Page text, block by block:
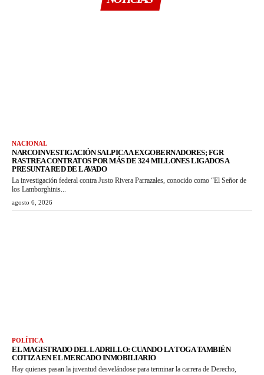
NACIONAL
NARCOINVESTIGACIÓN SALPICA A EXGOBERNADORES; FGR
RASTREA CONTRATOS POR MÁS DE 324 MILLONES LIGADOS A
PRESUNTA RED DE LAVADO
La investigación federal contra Justo Rivera Parrazales, conocido como “El Señor de
los Lamborghinis...
agosto 6, 2026
POLÍTICA
EL MAGISTRADO DEL LADRILLO: CUANDO LA TOGA TAMBIÉN
COTIZA EN EL MERCADO INMOBILIARIO
Hay quienes pasan la juventud desvelándose para terminar la carrera de Derecho,